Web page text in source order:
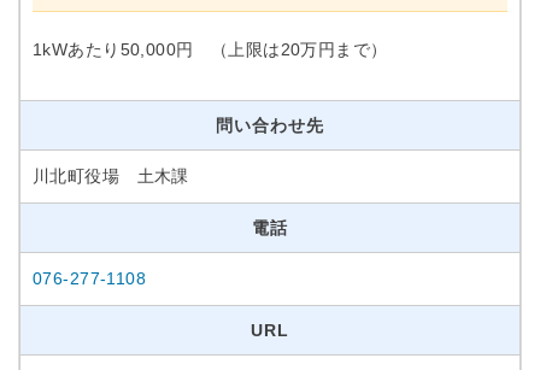
1kWあたり50,000円 （上限は20万円まで）
問い合わせ先
川北町役場 土木課
電話
076-277-1108
URL